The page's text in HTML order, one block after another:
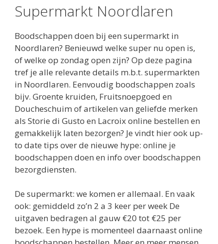
Supermarkt Noordlaren
Boodschappen doen bij een supermarkt in
Noordlaren? Benieuwd welke super nu open is,
of welke op zondag open zijn? Op deze pagina
tref je alle relevante details m.b.t. supermarkten
in Noordlaren. Eenvoudig boodschappen zoals
bijv. Groente kruiden, Fruitsnoepgoed en
Doucheschuim of artikelen van geliefde merken
als Storie di Gusto en Lacroix online bestellen en
gemakkelijk laten bezorgen? Je vindt hier ook up-
to date tips over de nieuwe hype: online je
boodschappen doen en info over boodschappen
bezorgdiensten.
De supermarkt: we komen er allemaal. En vaak
ook: gemiddeld zo’n 2 a 3 keer per week De
uitgaven bedragen al gauw €20 tot €25 per
bezoek. Een hype is momenteel daarnaast online